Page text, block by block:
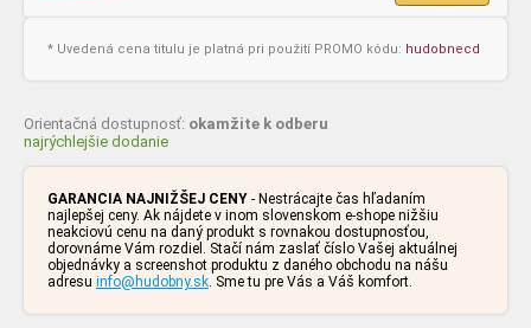
* Uvedená cena titulu je platná pri použití PROMO kódu: hudobnecd
Orientačná dostupnosť: okamžite k odberu
najrýchlejšie dodanie
GARANCIA NAJNIŽŠEJ CENY - Nestrácajte čas hľadaním
najlepšej ceny. Ak nájdete v inom slovenskom e-shope nižšiu
neakciovú cenu na daný produkt s rovnakou dostupnosťou,
dorovnáme Vám rozdiel. Stačí nám zaslať číslo Vašej aktuálnej
objednávky a screenshot produktu z daného obchodu na nášu
adresu info@hudobny.sk. Sme tu pre Vás a Váš komfort.